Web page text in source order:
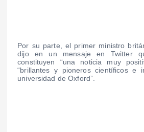
Por su parte, el primer ministro
dijo en un mensaje en Twitter
constituyen “una noticia muy
“brillantes y pioneros científicos e
universidad de Oxford”.